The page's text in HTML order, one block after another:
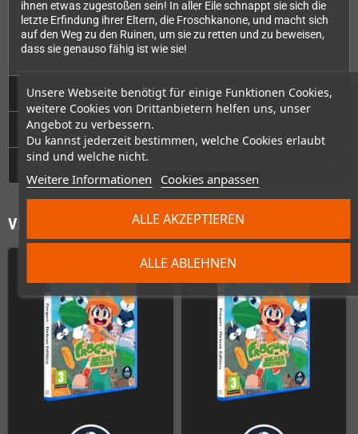
Unsere Webseite benötigt für einige Funktionen Cookies,
weitere Cookies von Drittanbietern helfen uns, unser
Angebot zu verbessern.
Du kannst jederzeit bestimmen, welche Cookies erlaubt
sind und welche nicht.
Weitere Informationen Cookies anpassen
ALLE ABLEHNEN
ALLE AKZEPTIEREN
ihnen etwas zugestoßen sein! In aller Eile schnappt sie sich die
letzte Erfindung ihrer Eltern, die Froschkanone, und macht sich
auf den Weg zu den Ruinen, um sie zu retten und zu beweisen,
dass sie genauso fähig ist wie sie!
Technische Daten
Videos
GPSR
Vielleicht wäre das auch was für Dich